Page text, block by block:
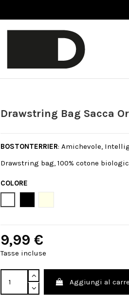
Drawstring Bag Sacca
BOSTONTERRIER: Amichevole,
Drawstring bag, 100% cotone
COLORE
9,99 €
Tasse incluse
Aggiungi al